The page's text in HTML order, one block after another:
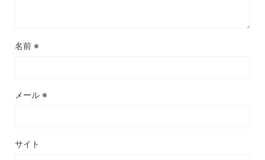
名前 ※
メール ※
サイト